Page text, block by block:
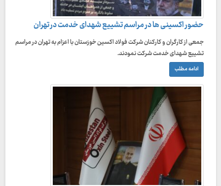
حضور اکسینی ها در مراسم تشییع شهدای خدمت در تهران
جمعی از کارگران و کارکنان شرکت فولاد اکسین خوزستان با اعزام به تهران در مراسم
تشییع شهدای خدمت شرکت نمودند.
ادامه مطلب